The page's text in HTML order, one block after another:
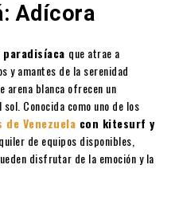
Adícora
que atrae a
y amantes de la serenidad
arena blanca ofrecen un
Conocida como uno de los
Venezuela con kitesurf y
de equipos disponibles,
disfrutar de la emoción y la